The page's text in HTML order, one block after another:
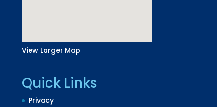
View Larger Map
Quick Links
Privacy